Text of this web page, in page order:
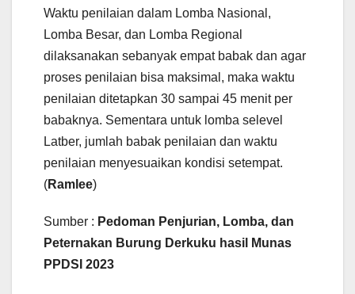
Waktu penilaian dalam Lomba Nasional,
Lomba Besar, dan Lomba Regional
dilaksanakan sebanyak empat babak dan agar
proses penilaian bisa maksimal, maka waktu
penilaian ditetapkan 30 sampai 45 menit per
babaknya. Sementara untuk lomba selevel
Latber, jumlah babak penilaian dan waktu
penilaian menyesuaikan kondisi setempat.
(Ramlee)
Sumber : Pedoman Penjurian, Lomba, dan
Peternakan Burung Derkuku hasil Munas
PPDSI 2023